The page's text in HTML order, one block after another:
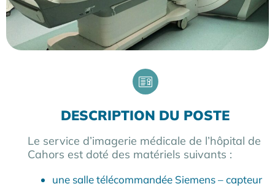
DESCRIPTION DU POSTE
Le service d’imagerie médicale de l’hôpital de
Cahors est doté des matériels suivants :
une salle télécommandée Siemens – capteur